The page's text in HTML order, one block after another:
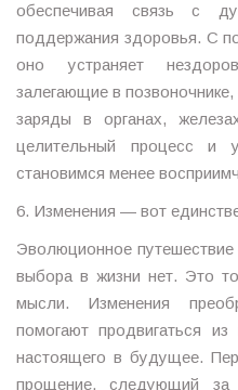
обеспечивая связь с
поддержания здоровья. С
оно устраняет
залегающие в
заряды в органах,
целительный процесс и
становимся менее
6. Изменения — вот
Эволюционное
выбора в жизни нет. Это
мысли. Изменения
помогают продвигаться
настоящего в будущее.
прощение, следующий